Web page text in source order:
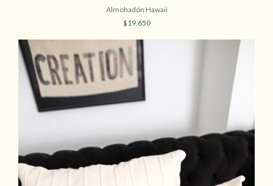
Almohadón Hawaii
$19.650